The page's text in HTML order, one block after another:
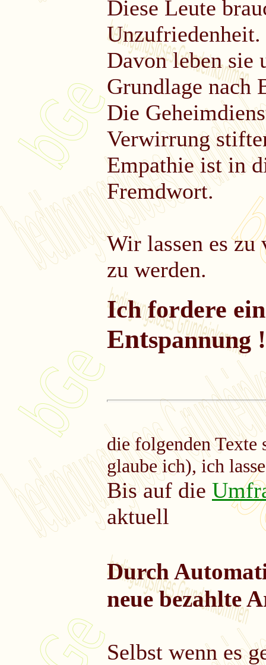
Diese Leute
Unzufriedenheit.
Davon leben sie
Grundlage nach
Die
Verwirrung
Empathie ist in
Fremdwort.
Wir lassen es zu
zu werden.
Ich fordere
Entspannung !
die folgenden
glaube ich), ich
Bis auf die
aktuell
Durch
neue bezahlte
Selbst wenn es